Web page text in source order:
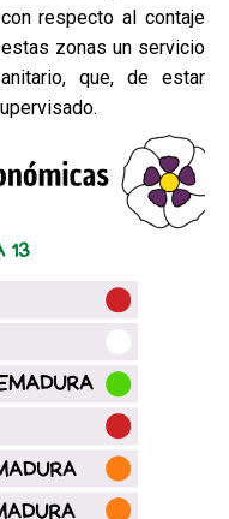
respecto al contaje
estas zonas un servicio
que, de estar